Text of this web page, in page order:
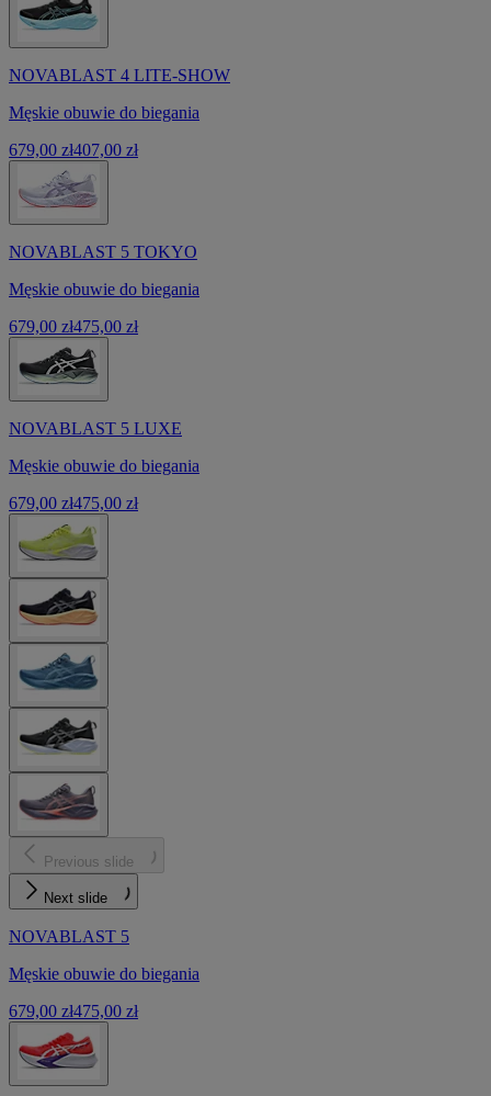
NOVABLAST 4 LITE-SHOW
Męskie obuwie do biegania
679,00 zł407,00 zł
NOVABLAST 5 TOKYO
Męskie obuwie do biegania
679,00 zł475,00 zł
NOVABLAST 5 LUXE
Męskie obuwie do biegania
679,00 zł475,00 zł
Previous slide
Next slide
NOVABLAST 5
Męskie obuwie do biegania
679,00 zł475,00 zł